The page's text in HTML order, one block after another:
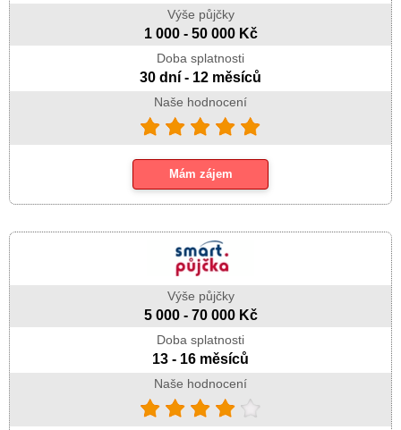
Výše půjčky
1 000 - 50 000 Kč
Doba splatnosti
30 dní - 12 měsíců
Naše hodnocení
Mám zájem
Výše půjčky
5 000 - 70 000 Kč
Doba splatnosti
13 - 16 měsíců
Naše hodnocení